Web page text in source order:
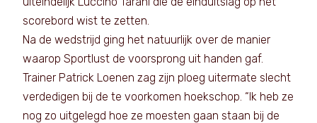
scorebord wist te zetten.
Na de wedstrijd ging het natuurlijk over de manier
waarop Sportlust de voorsprong uit handen gaf.
Trainer Patrick Loenen zag zijn ploeg uitermate slecht
verdedigen bij de te voorkomen hoekschop. “Ik heb ze
nog zo uitgelegd hoe ze moesten gaan staan bij de